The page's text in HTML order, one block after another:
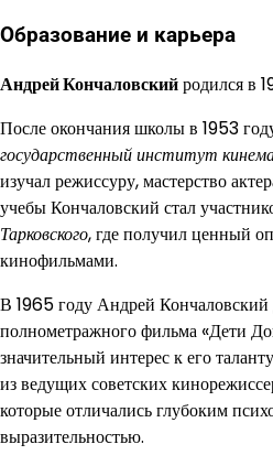
Образование и карьера
Андрей Кончаловскийродился в
После окончания школы в 1953
государственный институт
изучал режиссуру, мастерство
учебы Кончаловский стал
Тарковского, где получил ценный
кинофильмами.
В 1965 году Андрей Кончаловский
полнометражного фильма «Дети
значительный интерес к его
из ведущих советских
которые отличались глубоким
выразительностью.